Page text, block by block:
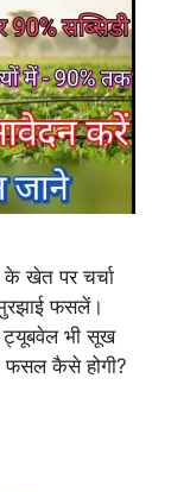
के खेत पर चर्चा
फसलें।
ट्यूबवेल भी सूख
फसल कैसे होगी?